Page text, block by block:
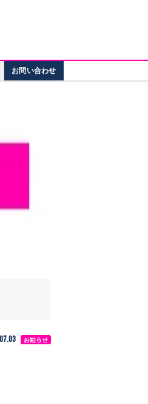
お問い合わせ
お知らせ